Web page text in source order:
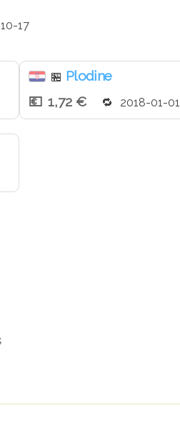
17
🏪 Plodine
1,72 €
2018-01-01